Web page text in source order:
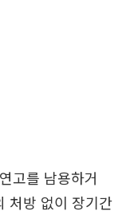
고를 남용하거
처방 없이 장기간